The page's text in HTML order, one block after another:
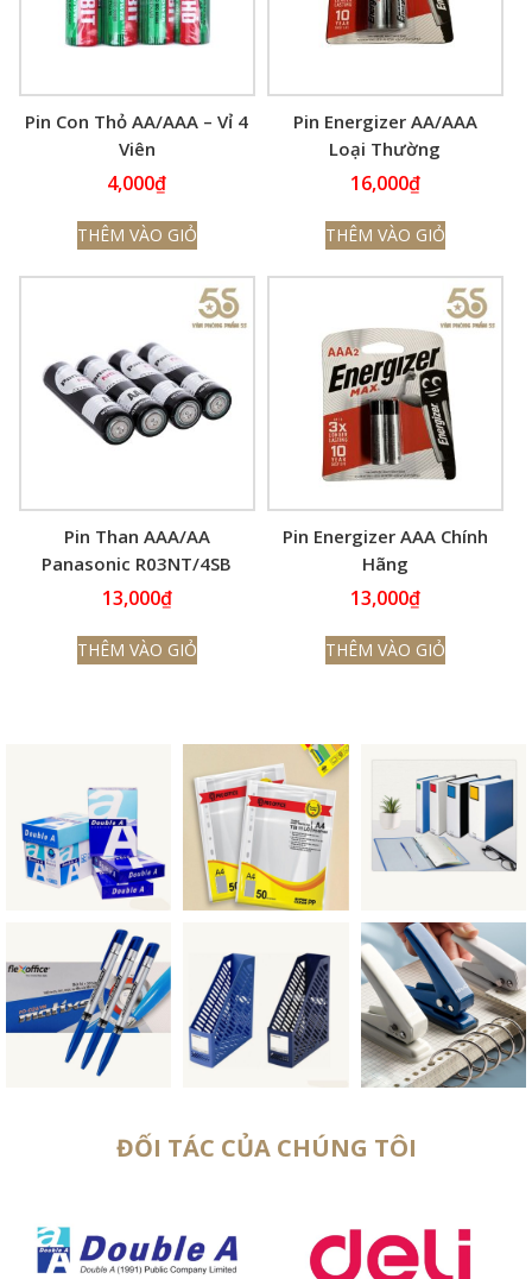
Pin Con Thỏ AA/AAA – Vỉ 4
Viên
4,000₫
THÊM VÀO GIỎ
Pin Energizer AA/AAA
Loại Thường
16,000₫
THÊM VÀO GIỎ
Pin Than AAA/AA
Panasonic R03NT/4SB
1.5V
13,000₫
THÊM VÀO GIỎ
Pin Energizer AAA Chính
Hãng
13,000₫
THÊM VÀO GIỎ
ĐỐI TÁC CỦA CHÚNG TÔI